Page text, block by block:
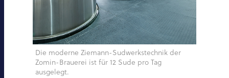
Die moderne Ziemann-Sudwerkstechnik der
Zomin-Brauerei ist für 12 Sude pro Tag
ausgelegt.